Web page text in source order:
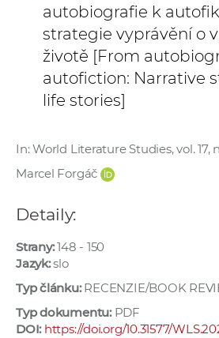
autobiografie k
strategie vyprávění o
životě [From
autofiction: Narrative
life stories]
In: World Literature Studies, vol. 17,
Marcel Forgáč
Detaily:
Strany:148 - 150
Jazyk:slo
Typ článku:RECENZIE/BOOK
Typ dokumentu:PDF
DOI: https://doi.org/10.31577/